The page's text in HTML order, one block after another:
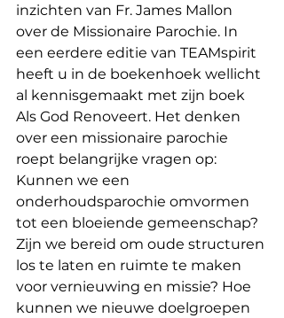
inzichten van Fr. James Mallon
over de Missionaire Parochie. In
een eerdere editie van TEAMspirit
heeft u in de boekenhoek wellicht
al kennisgemaakt met zijn boek
Als God Renoveert. Het denken
over een missionaire parochie
roept belangrijke vragen op:
Kunnen we een
onderhoudsparochie omvormen
tot een bloeiende gemeenschap?
Zijn we bereid om oude structuren
los te laten en ruimte te maken
voor vernieuwing en missie? Hoe
kunnen we nieuwe doelgroepen